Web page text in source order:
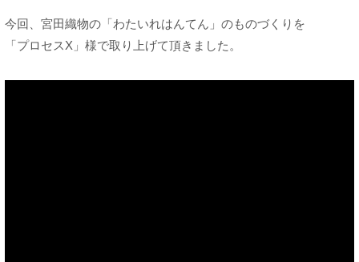
今回、宮田織物の「わたいれはんてん」のものづくりを
「プロセスX」様で取り上げて頂きました。